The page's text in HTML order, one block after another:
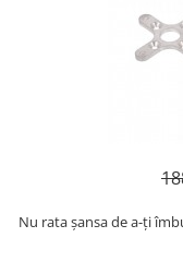
Mufe si Conectori
Variatoare Esc-uri
Genti si accesorii
Nu rata șansa de a-ți